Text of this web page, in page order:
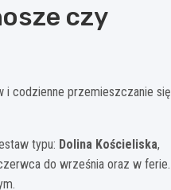
czy
i codzienne przemieszczanie się
typu: Dolina Kościeliska,
do września oraz w ferie.